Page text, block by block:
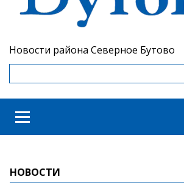
Новости района Северное Бутово
НОВОСТИ